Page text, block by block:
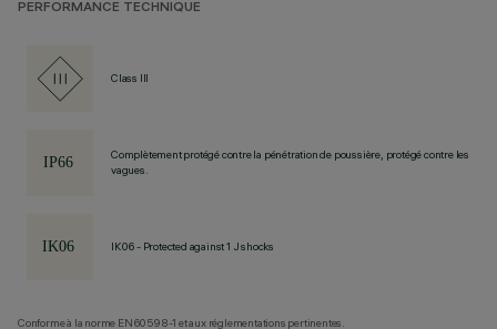
PERFORMANCE TECHNIQUE
Class III
Complètement protégé contre la pénétration de poussière, protégé contre les
vagues.
IK06 - Protected against 1 J shocks
Conforme à la norme EN60598-1 et aux réglementations pertinentes.